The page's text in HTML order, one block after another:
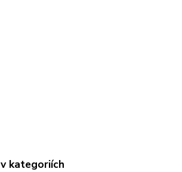
kategoriích